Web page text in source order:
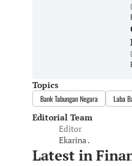
Topics
Bank Tabungan Negara Laba
Editorial Team
Editor
Ekarina .
Latest in